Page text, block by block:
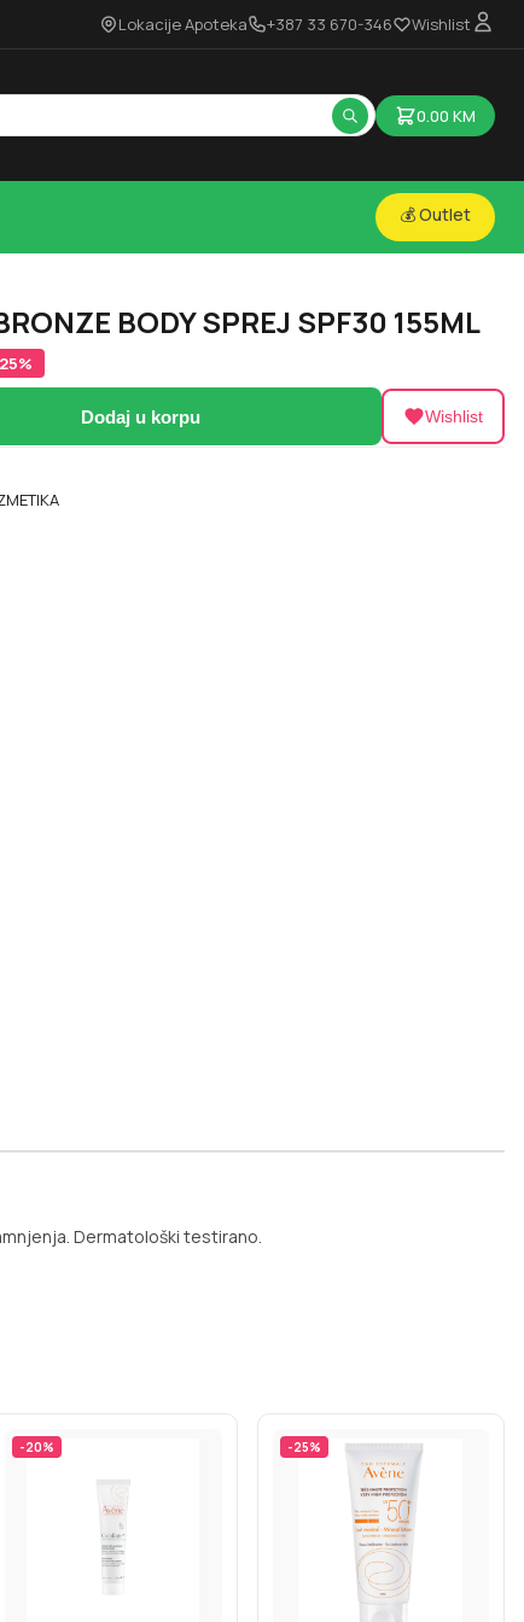
Lokacije Apoteka +387 33 670-346 Wishlist
0.00 KM
💰 Outlet
BODY SPREJ SPF30 155ML
25%
Dodaj u korpu Wishlist
Dermatološki testirano.
-20% -25%